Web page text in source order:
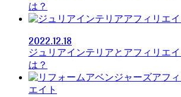
は？
2022.12.18
ジュリアインテリアとアフィリエ
は？
エイト